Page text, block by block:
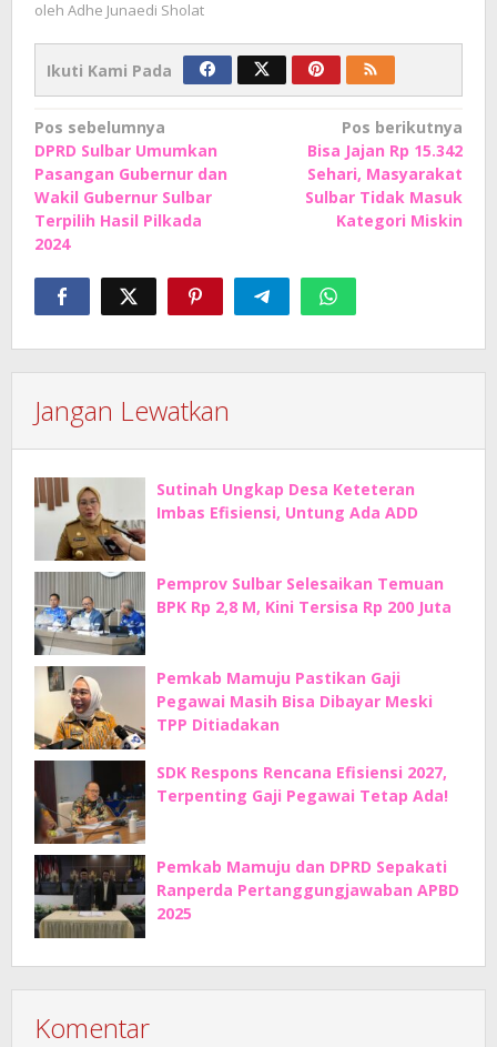
oleh Adhe Junaedi Sholat
Ikuti Kami Pada
Navigasi
pos
Pos sebelumnya
DPRD Sulbar Umumkan
Pasangan Gubernur dan
Wakil Gubernur Sulbar
Terpilih Hasil Pilkada
2024
Pos berikutnya
Bisa Jajan Rp 15.342
Sehari, Masyarakat
Sulbar Tidak Masuk
Kategori Miskin
Jangan Lewatkan
Sutinah Ungkap Desa Keteteran
Imbas Efisiensi, Untung Ada ADD
Pemprov Sulbar Selesaikan Temuan
BPK Rp 2,8 M, Kini Tersisa Rp 200 Juta
Pemkab Mamuju Pastikan Gaji
Pegawai Masih Bisa Dibayar Meski
TPP Ditiadakan
SDK Respons Rencana Efisiensi 2027,
Terpenting Gaji Pegawai Tetap Ada!
Pemkab Mamuju dan DPRD Sepakati
Ranperda Pertanggungjawaban APBD
2025
Komentar